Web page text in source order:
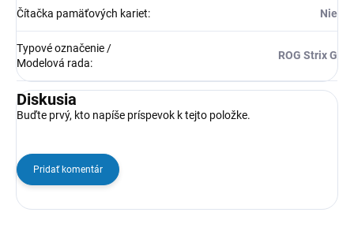
Čítačka pamäťových kariet: Nie
Typové označenie /
Modelová rada:
ROG Strix G
Diskusia
Buďte prvý, kto napíše príspevok k tejto položke.
Pridať komentár